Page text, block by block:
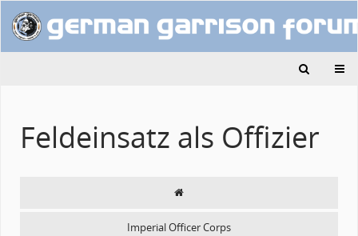
Feldeinsatz als Offizier
Imperial Officer Corps